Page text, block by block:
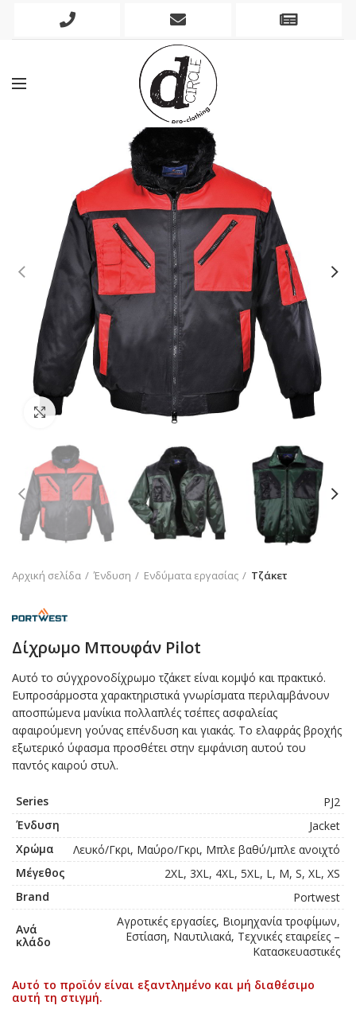
Phone
Mobile
Click to enlarge
Αρχική σελίδα Ένδυση Ενδύματα εργασίας Τζάκετ
Δίχρωμο Μπουφάν Pilot
Αυτό το σύγχρονοδίχρωμο τζάκετ είναι κομψό και πρακτικό.
Ευπροσάρμοστα χαρακτηριστικά γνωρίσματα περιλαμβάνουν
αποσπώμενα μανίκια πολλαπλές τσέπες ασφαλείας
αφαιρούμενη γούνας επένδυση και γιακάς. Το ελαφράς βροχής
εξωτερικό ύφασμα προσθέτει στην εμφάνιση αυτού του
παντός καιρού στυλ.
Series
PJ2
Ένδυση
Jacket
Χρώμα
Λευκό/Γκρι, Μαύρο/Γκρι, Μπλε βαθύ/μπλε ανοιχτό
Μέγεθος
2XL, 3XL, 4XL, 5XL, L, M, S, XL, XS
Brand
Portwest
Ανά
κλάδο
Αγροτικές εργασίες, Βιομηχανία τροφίμων,
Εστίαση, Ναυτιλιακά, Τεχνικές εταιρείες –
Κατασκευαστικές
Αυτό το προϊόν είναι εξαντλημένο και μή διαθέσιμο
αυτή τη στιγμή.